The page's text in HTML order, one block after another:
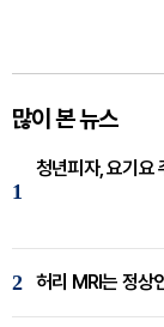
많이 본 뉴스
1
청년피자, 요기요
2 허리 MRI는 정상